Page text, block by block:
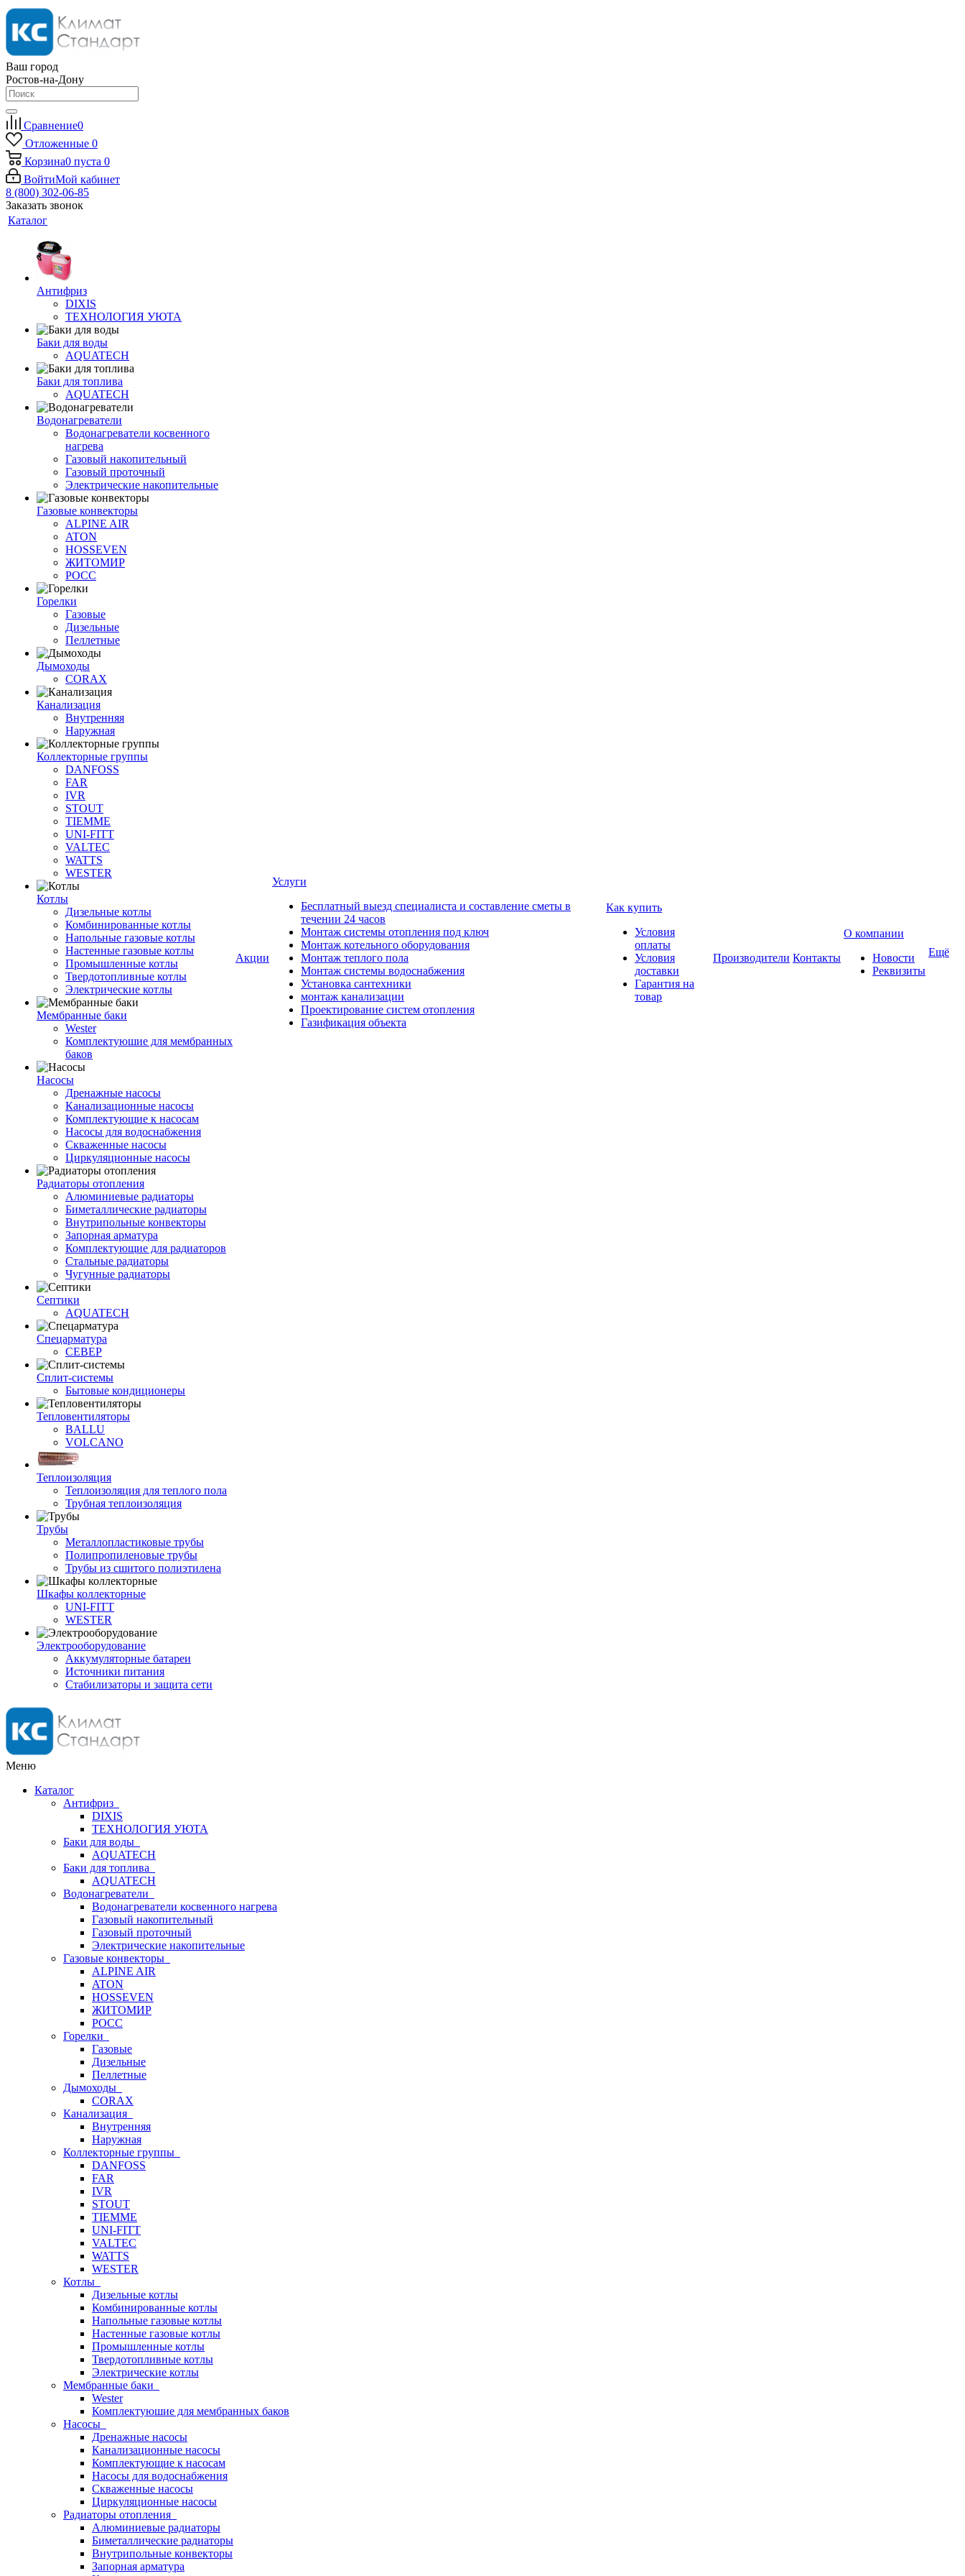
Ваш город
Ростов-на-Дону
Сравнение0
Отложенные 0
Корзина0 пуста 0
ВойтиМой кабинет
8 (800) 302-06-85
Заказать звонок
Каталог
Антифриз
DIXIS
ТЕХНОЛОГИЯ УЮТА
Баки для воды
AQUATECH
Баки для топлива
AQUATECH
Водонагреватели
Водонагреватели косвенного
нагрева
Газовый накопительный
Газовый проточный
Электрические накопительные
Газовые конвекторы
ALPINE AIR
ATON
HOSSEVEN
ЖИТОМИР
РОСС
Горелки
Газовые
Дизельные
Пеллетные
Дымоходы
CORAX
Канализация
Внутренняя
Наружная
Коллекторные группы
DANFOSS
FAR
IVR
STOUT
TIEMME
UNI-FITT
VALTEC
WATTS
WESTER
Котлы
Дизельные котлы
Комбинированные котлы
Напольные газовые котлы
Настенные газовые котлы
Промышленные котлы
Твердотопливные котлы
Электрические котлы
Мембранные баки
Wester
Комплектуюшие для мембранных
баков
Насосы
Дренажные насосы
Канализационные насосы
Комплектующие к насосам
Насосы для водоснабжения
Скваженные насосы
Циркуляционные насосы
Радиаторы отопления
Алюминиевые радиаторы
Биметаллические радиаторы
Внутрипольные конвекторы
Запорная арматура
Комплектующие для радиаторов
Стальные радиаторы
Чугунные радиаторы
Септики
AQUATECH
Спецарматура
СЕВЕР
Сплит-системы
Бытовые кондиционеры
Тепловентиляторы
BALLU
VOLCANO
Теплоизоляция
Теплоизоляция для теплого пола
Трубная теплоизоляция
Трубы
Металлопластиковые трубы
Полипропиленовые трубы
Трубы из сшитого полиэтилена
Шкафы коллекторные
UNI-FITT
WESTER
Электрооборудование
Аккумуляторные батареи
Источники питания
Стабилизаторы и защита сети
Акции
Услуги
Бесплатный выезд специалиста и составление сметы в
течении 24 часов
Монтаж системы отопления под ключ
Монтаж котельного оборудования
Монтаж теплого пола
Монтаж системы водоснабжения
Установка сантехники
монтаж канализации
Проектирование систем отопления
Газификация объекта
Как купить
Условия
оплаты
Условия
доставки
Гарантия на
товар
Производители Контакты
О компании
Новости
Реквизиты
Ещё
Меню
Каталог
Антифриз
DIXIS
ТЕХНОЛОГИЯ УЮТА
Баки для воды
AQUATECH
Баки для топлива
AQUATECH
Водонагреватели
Водонагреватели косвенного нагрева
Газовый накопительный
Газовый проточный
Электрические накопительные
Газовые конвекторы
ALPINE AIR
ATON
HOSSEVEN
ЖИТОМИР
РОСС
Горелки
Газовые
Дизельные
Пеллетные
Дымоходы
CORAX
Канализация
Внутренняя
Наружная
Коллекторные группы
DANFOSS
FAR
IVR
STOUT
TIEMME
UNI-FITT
VALTEC
WATTS
WESTER
Котлы
Дизельные котлы
Комбинированные котлы
Напольные газовые котлы
Настенные газовые котлы
Промышленные котлы
Твердотопливные котлы
Электрические котлы
Мембранные баки
Wester
Комплектуюшие для мембранных баков
Насосы
Дренажные насосы
Канализационные насосы
Комплектующие к насосам
Насосы для водоснабжения
Скваженные насосы
Циркуляционные насосы
Радиаторы отопления
Алюминиевые радиаторы
Биметаллические радиаторы
Внутрипольные конвекторы
Запорная арматура